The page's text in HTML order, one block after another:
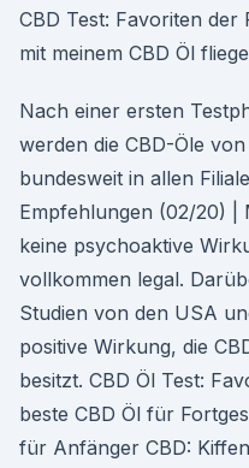
CBD Test: Favoriten der
mit meinem CBD Öl
Nach einer ersten
werden die CBD-Öle
bundesweit in allen
Empfehlungen (02/20) |
keine psychoaktive
vollkommen legal.
Studien von den USA
positive Wirkung, die
besitzt. CBD Öl Test:
beste CBD Öl für
für Anfänger CBD: